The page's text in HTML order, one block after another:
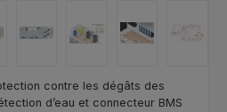
contre les dégâts des
d’eau et connecteur BMS